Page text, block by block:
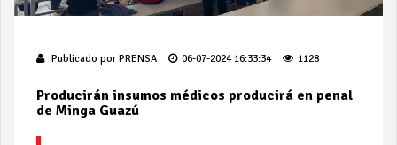
Publicado por PRENSA 06-07-2024 16:33:34 1128
Producirán insumos médicos producirá en penal
de Minga Guazú